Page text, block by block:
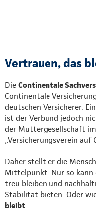
Vertrauen, das
Die Continentale
Continentale
deutschen Versicherer.
ist der Verbund jedoch
der Muttergesellschaft
„Versicherungsverein auf
Daher stellt er die
Mittelpunkt. Nur so kann
treu bleiben und
Stabilität bieten. Oder
bleibt.